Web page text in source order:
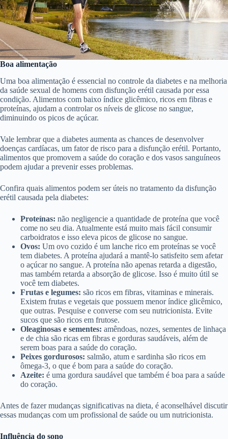
Boa alimentação
Uma boa alimentação é essencial no controle da diabetes e na melhoria
da saúde sexual de homens com disfunção erétil causada por essa
condição. Alimentos com baixo índice glicêmico, ricos em fibras e
proteínas, ajudam a controlar os níveis de glicose no sangue,
diminuindo os picos de açúcar.
Vale lembrar que a diabetes aumenta as chances de desenvolver
doenças cardíacas, um fator de risco para a disfunção erétil. Portanto,
alimentos que promovem a saúde do coração e dos vasos sanguíneos
podem ajudar a prevenir esses problemas.
Confira quais alimentos podem ser úteis no tratamento da disfunção
erétil causada pela diabetes:
Proteínas: não negligencie a quantidade de proteína que você
come no seu dia. Atualmente está muito mais fácil consumir
carboidratos e isso eleva picos de glicose no sangue.
Ovos: Um ovo cozido é um lanche rico em proteínas se você
tem diabetes. A proteína ajudará a mantê-lo satisfeito sem afetar
o açúcar no sangue. A proteína não apenas retarda a digestão,
mas também retarda a absorção de glicose. Isso é muito útil se
você tem diabetes.
Frutas e legumes: são ricos em fibras, vitaminas e minerais.
Existem frutas e vegetais que possuem menor índice glicêmico,
que outras. Pesquise e converse com seu nutricionista. Evite
sucos que são ricos em frutose.
Oleaginosas e sementes: amêndoas, nozes, sementes de linhaça
e de chia são ricas em fibras e gorduras saudáveis, além de
serem boas para a saúde do coração.
Peixes gordurosos: salmão, atum e sardinha são ricos em
ômega-3, o que é bom para a saúde do coração.
Azeite: é uma gordura saudável que também é boa para a saúde
do coração.
Antes de fazer mudanças significativas na dieta, é aconselhável discutir
essas mudanças com um profissional de saúde ou um nutricionista.
Influência do sono